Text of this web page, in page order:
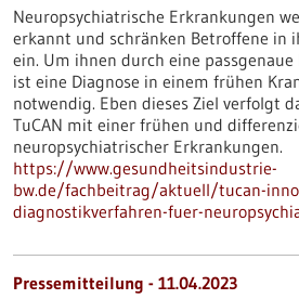
Neuropsychiatrische Erkrankungen
erkannt und schränken Betroffene in
ein. Um ihnen durch eine
ist eine Diagnose in einem frühen
notwendig. Eben dieses Ziel verfolgt
TuCAN mit einer frühen und
neuropsychiatrischer Erkrankungen.
https://www.gesundheitsindustrie-
bw.de/fachbeitrag/aktuell/tucan-
diagnostikverfahren-fuer-
Pressemitteilung - 11.04.2023